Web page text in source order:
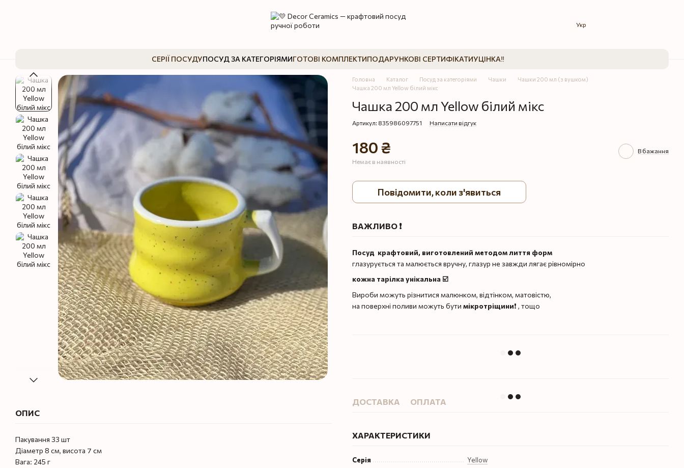
Укр
СЕРІЇ ПОСУДУПОСУД ЗА КАТЕГОРІЯМИГОТОВІ КОМПЛЕКТИПОДАРУНКОВІ СЕРТИФІКАТИУЦІНКА‼️
ОПИС
Пакування 33 шт
Діаметр 8 см, висота 7 см
Вага: 245 г
Головна Каталог Посуд за категоріями Чашки
Чашки 200 мл (з вушком)
Чашка 200 мл Yellow білий мікс
Чашка 200 мл Yellow білий мікс
Артикул: 835986097751 Написати відгук
180 ₴
Немає в наявності
В бажання
Повідомити, коли з'явиться
ВАЖЛИВО ❗️
Посуд крафтовий, виготовлений методом лиття форм
глазурується та малюється вручну, глазур не завжди лягає рівномірно
кожна тарілка унікальна ☑️
Вироби можуть різнитися малюнком, відтінком, матовістю,
на поверхні поливи можуть бути мікротріщини❗️ , тощо
ДОСТАВКА ОПЛАТА
ХАРАКТЕРИСТИКИ
Серія Yellow